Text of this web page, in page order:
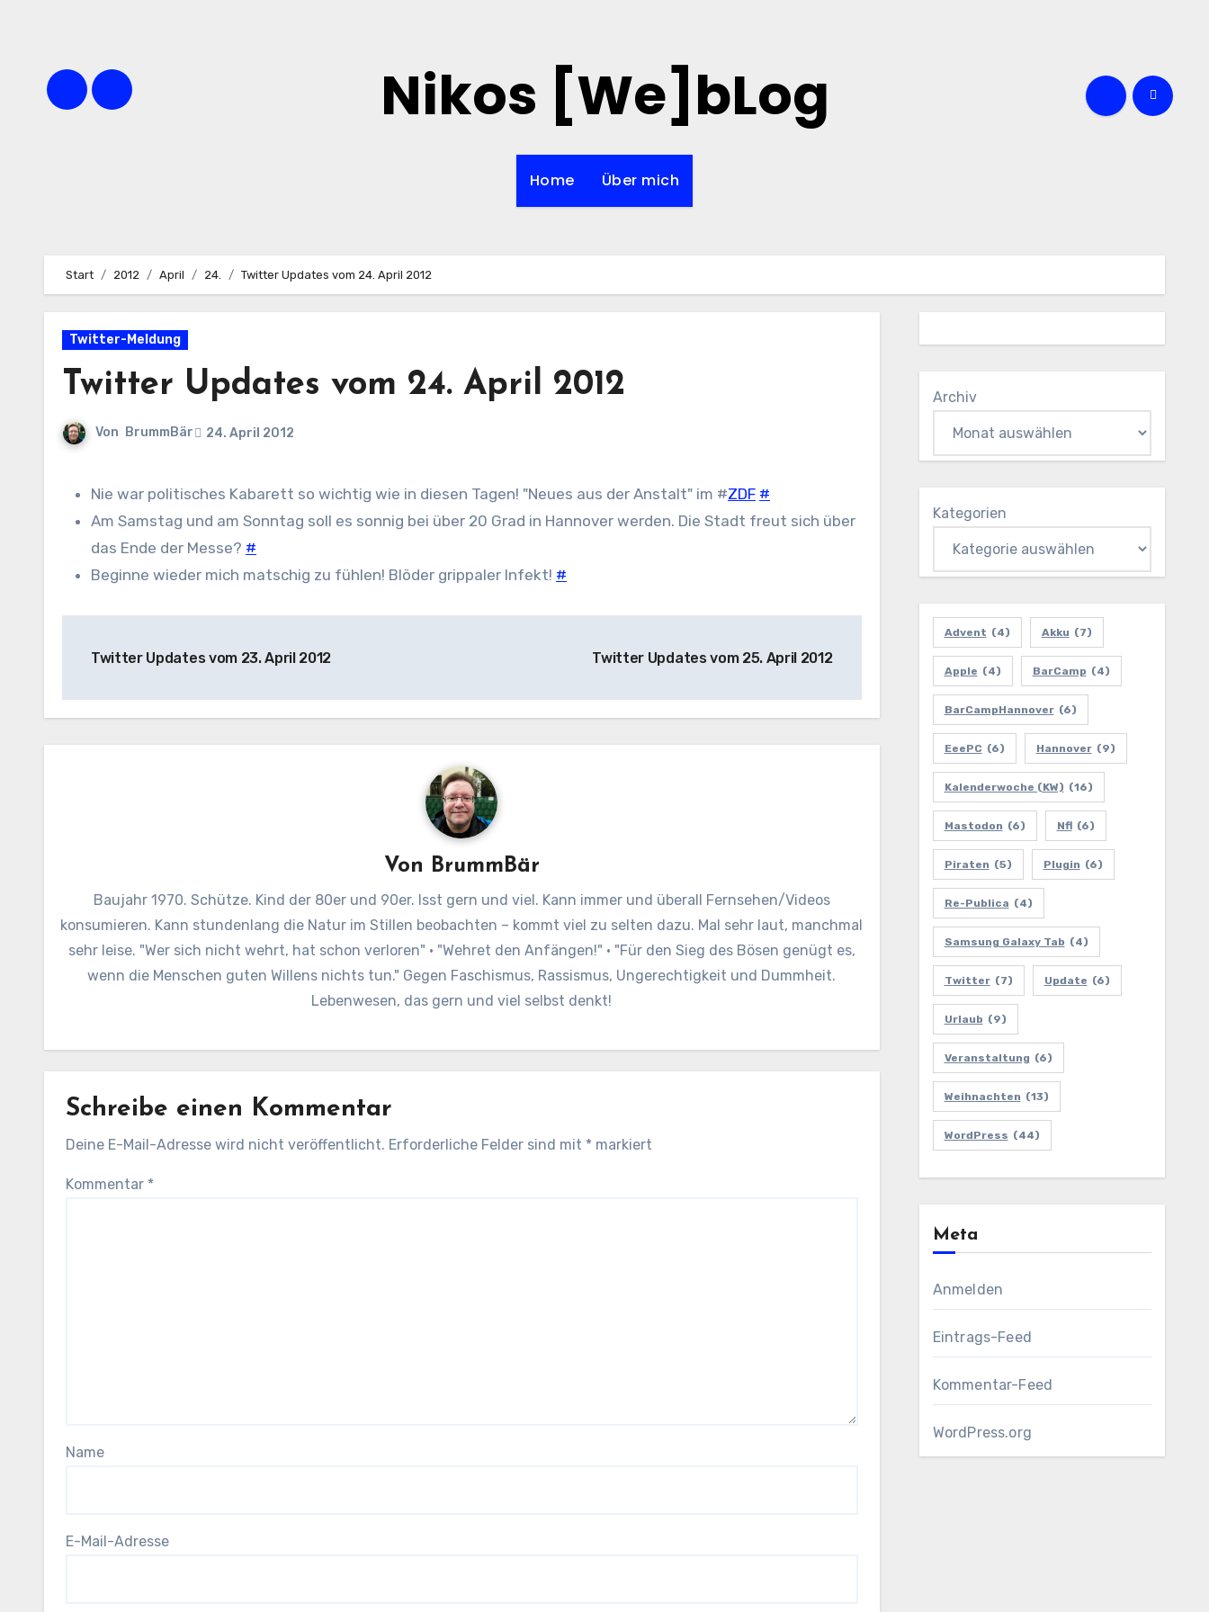
Nikos [We]bLog
Home Über mich
Start 2012 April 24. Twitter Updates vom 24. April 2012
Twitter-Meldung
Twitter Updates vom 24. April 2012
Von BrummBär 24. April 2012
Nie war politisches Kabarett so wichtig wie in diesen Tagen! "Neues aus der Anstalt" im #ZDF #
Am Samstag und am Sonntag soll es sonnig bei über 20 Grad in Hannover werden. Die Stadt freut sich über
das Ende der Messe? #
Beginne wieder mich matschig zu fühlen! Blöder grippaler Infekt! #
Twitter Updates vom 23. April 2012 Twitter Updates vom 25. April 2012
Von BrummBär
Baujahr 1970. Schütze. Kind der 80er und 90er. Isst gern und viel. Kann immer und überall Fernsehen/Videos
konsumieren. Kann stundenlang die Natur im Stillen beobachten – kommt viel zu selten dazu. Mal sehr laut, manchmal
sehr leise. "Wer sich nicht wehrt, hat schon verloren" · "Wehret den Anfängen!" · "Für den Sieg des Bösen genügt es,
wenn die Menschen guten Willens nichts tun." Gegen Faschismus, Rassismus, Ungerechtigkeit und Dummheit.
Lebenwesen, das gern und viel selbst denkt!
Schreibe einen Kommentar
Deine E-Mail-Adresse wird nicht veröffentlicht. Erforderliche Felder sind mit * markiert
Kommentar *
Name
E-Mail-Adresse
Archiv
Kategorien
Advent (4) Akku (7)
Apple (4) BarCamp (4)
BarCampHannover (6)
EeePC (6) Hannover (9)
Kalenderwoche (KW) (16)
Mastodon (6) Nfl (6)
Piraten (5) Plugin (6)
Re-Publica (4)
Samsung Galaxy Tab (4)
Twitter (7) Update (6)
Urlaub (9)
Veranstaltung (6)
Weihnachten (13)
WordPress (44)
Meta
Anmelden
Eintrags-Feed
Kommentar-Feed
WordPress.org